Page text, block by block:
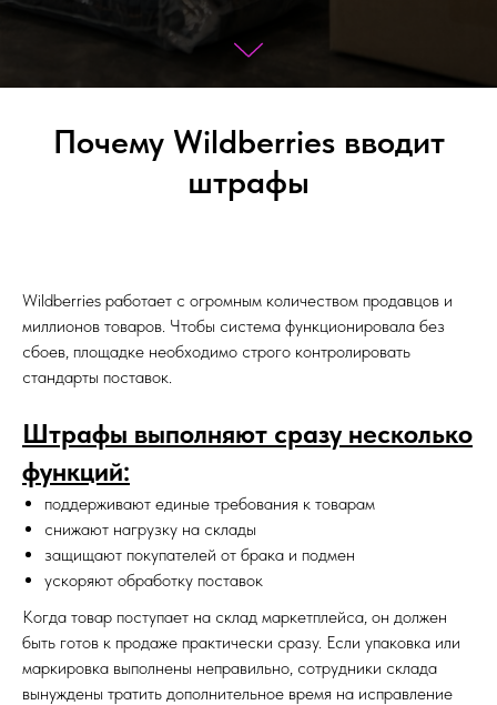
Почему Wildberries вводит
штрафы
Wildberries работает с огромным количеством продавцов и
миллионов товаров. Чтобы система функционировала без
сбоев, площадке необходимо строго контролировать
стандарты поставок.
Штрафы выполняют сразу несколько
функций:
поддерживают единые требования к товарам
снижают нагрузку на склады
защищают покупателей от брака и подмен
ускоряют обработку поставок
Когда товар поступает на склад маркетплейса, он должен
быть готов к продаже практически сразу. Если упаковка или
маркировка выполнены неправильно, сотрудники склада
вынуждены тратить дополнительное время на исправление